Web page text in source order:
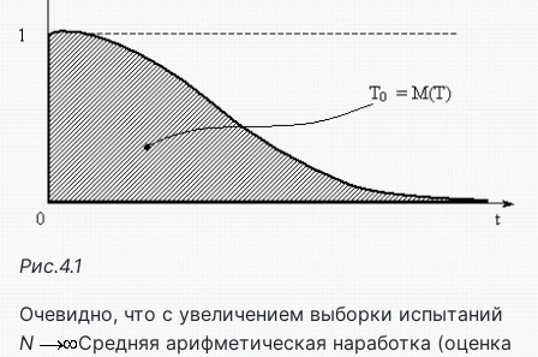
Рис.4.1
Очевидно, что с увеличением выборки испытаний
N
Средняя арифметическая наработка (оценка